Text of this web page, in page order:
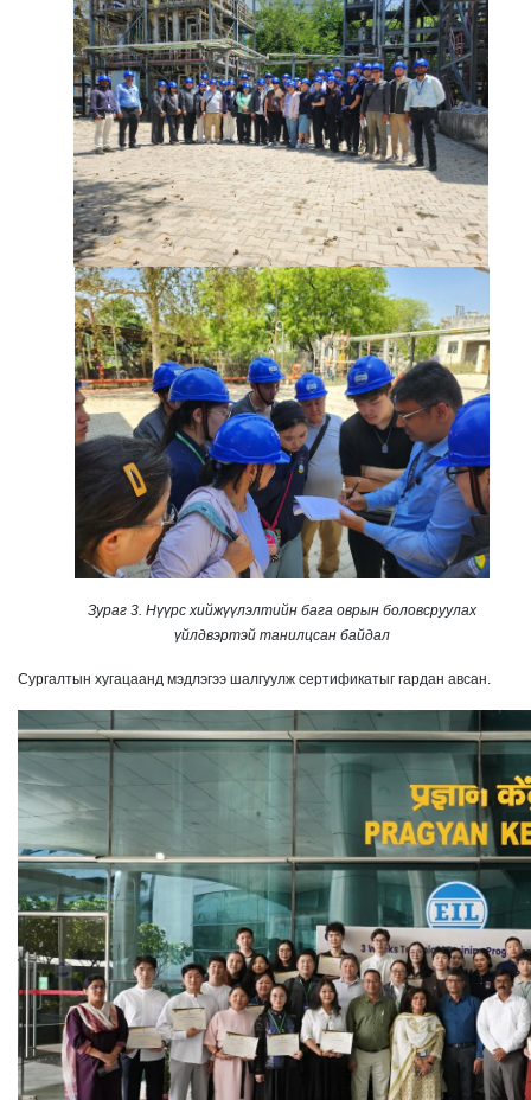
Зураг 3. Нүүрс хийжүүлэлтийн бага оврын боловсруулах
үйлдвэртэй танилцсан байдал
Сургалтын хугацаанд мэдлэгээ шалгуулж сертификатыг гардан авсан.